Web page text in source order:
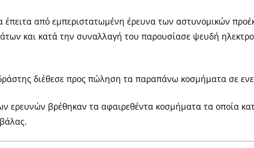
έπειτα από εμπεριστατωμένη έρευνα των αστυνομικών
και κατά την συναλλαγή του παρουσίασε ψευδή
διέθεσε προς πώληση τα παραπάνω κοσμήματα σε
ερευνών βρέθηκαν τα αφαιρεθέντα κοσμήματα τα οποία